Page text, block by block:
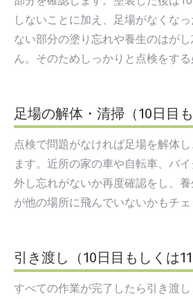
しないことに加え、足場がなくな
ない部分の塗り忘れや養生のはが
ん。そのためしっかりと点検をする
足場の解体・清掃（10日目も
点検で問題がなければ足場を解体
ます。近所の家の車や自転車、バ
外し忘れがないか再度確認をし、
が他の場所に飛んでいないかもチ
引き渡し（10日目もしくは11
すべての作業が完了したら引き渡